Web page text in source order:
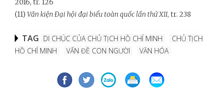
2016, tr. 126
(11) Văn kiện Đại hội đại biểu toàn quốc lần thứ XII, tr. 238
TAG DI CHÚC CỦA CHỦ TỊCH HỒ CHÍ MINH
CHỦ TỊCH
HỒ CHÍ MINH
VẤN ĐỀ CON NGƯỜI VĂN HÓA